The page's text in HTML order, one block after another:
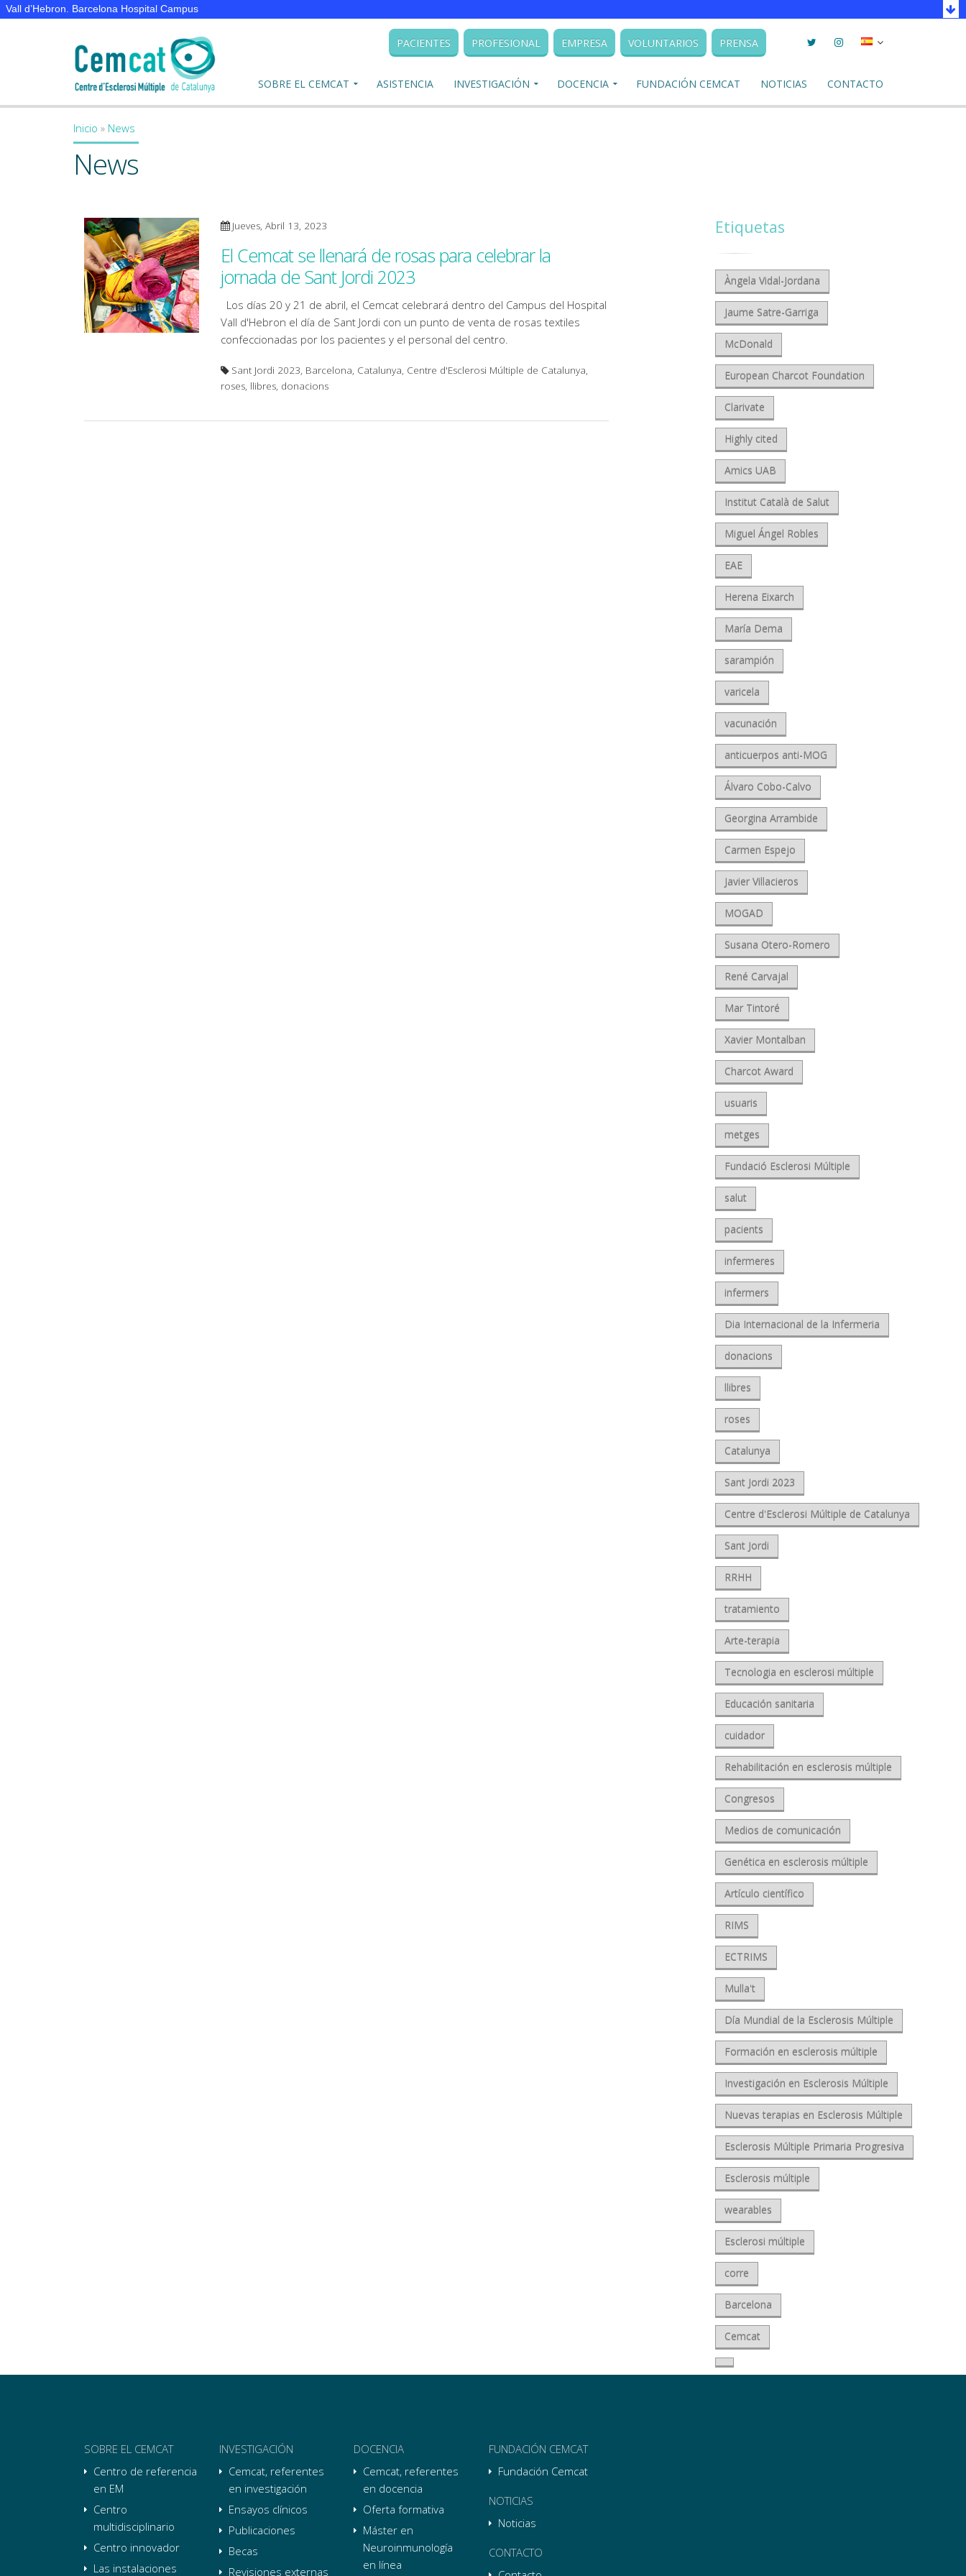
Vall d’Hebron. Barcelona Hospital Campus
PACIENTES PROFESIONAL EMPRESA VOLUNTARIOS PRENSA TwitterInstagramSeleccionar
SOBRE EL CEMCAT
ASISTENCIA INVESTIGACIÓN DOCENCIA FUNDACIÓN CEMCAT NOTICIAS CONTACTO
You are here
Inicio » News
News
Jueves, Abril 13, 2023
El Cemcat se llenará de rosas para celebrar la
jornada de Sant Jordi 2023
Los días 20 y 21 de abril, el Cemcat celebrará dentro del Campus del Hospital
Vall d'Hebron el día de Sant Jordi con un punto de venta de rosas textiles
confeccionadas por los pacientes y el personal del centro.
Sant Jordi 2023, Barcelona, Catalunya, Centre d'Esclerosi Múltiple de Catalunya,
roses, llibres, donacions
Etiquetas
Àngela Vidal-Jordana
Jaume Satre-Garriga
McDonald
European Charcot Foundation
Clarivate
Highly cited
Amics UAB
Institut Català de Salut
Miguel Ángel Robles
EAE
Herena Eixarch
María Dema
sarampión
varicela
vacunación
anticuerpos anti-MOG
Álvaro Cobo-Calvo
Georgina Arrambide
Carmen Espejo
Javier Villacieros
MOGAD
Susana Otero-Romero
René Carvajal
Mar Tintoré
Xavier Montalban
Charcot Award
usuaris
metges
Fundació Esclerosi Múltiple
salut
pacients
infermeres
infermers
Dia Internacional de la Infermeria
donacions
llibres
roses
Catalunya
Sant Jordi 2023
Centre d'Esclerosi Múltiple de Catalunya
Sant Jordi
RRHH
tratamiento
Arte-terapia
Tecnologia en esclerosi múltiple
Educación sanitaria
cuidador
Rehabilitación en esclerosis múltiple
Congresos
Medios de comunicación
Genética en esclerosis múltiple
Artículo científico
RIMS
ECTRIMS
Mulla't
Día Mundial de la Esclerosis Múltiple
Formación en esclerosis múltiple
Investigación en Esclerosis Múltiple
Nuevas terapias en Esclerosis Múltiple
Esclerosis Múltiple Primaria Progresiva
Esclerosis múltiple
wearables
Esclerosi múltiple
corre
Barcelona
Cemcat
SOBRE EL CEMCAT
Centro de referencia
en EM
Centro
multidisciplinario
Centro innovador
Las instalaciones
INVESTIGACIÓN
Cemcat, referentes
en investigación
Ensayos clínicos
Publicaciones
Becas
Revisiones externas
DOCENCIA
Cemcat, referentes
en docencia
Oferta formativa
Máster en
Neuroinmunología
en línea
FUNDACIÓN CEMCAT
Fundación Cemcat
NOTICIAS
Noticias
CONTACTO